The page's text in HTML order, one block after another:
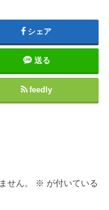
シェア
送る
feedly
せん。 ※ が付いている